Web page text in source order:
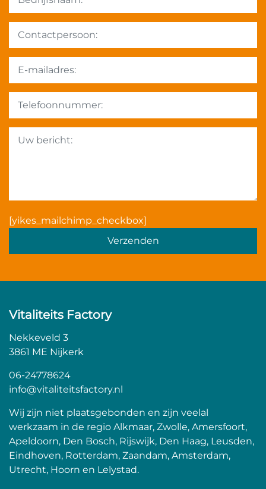
[yikes_mailchimp_checkbox]Gelieve dit veld leeg te
Vitaliteits Factory
Nekkeveld 3
3861 ME Nijkerk
06-24778624
info@vitaliteitsfactory.nl
Wij zijn niet plaatsgebonden en zijn veelal
werkzaam in de regio Alkmaar, Zwolle, Amersfoort,
Apeldoorn, Den Bosch, Rijswijk, Den Haag, Leusden,
Eindhoven, Rotterdam, Zaandam, Amsterdam,
Utrecht, Hoorn en Lelystad.